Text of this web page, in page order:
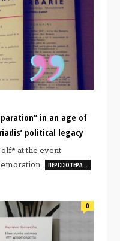
in an age of
political legacy
at the event
ΠΕΡΙΣΣΌΤΕΡΑ…
0